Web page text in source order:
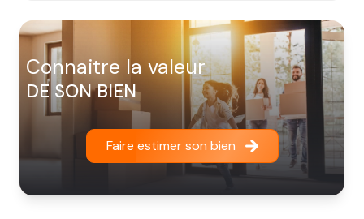
connaitre la valeur
DE SON BIEN
Faire estimer son bien